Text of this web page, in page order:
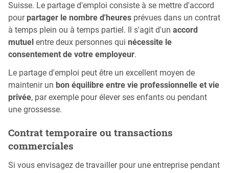
Suisse. Le partage d'emploi consiste à se mettre d'accord
pour partager le nombre d'heures prévues dans un contrat
à temps plein ou à temps partiel. Il s'agit d'un accord
mutuel entre deux personnes qui nécessite le
consentement de votre employeur.
Le partage d'emploi peut être un excellent moyen de
maintenir un bon équilibre entre vie professionnelle et vie
privée, par exemple pour élever ses enfants ou pendant
une grossesse.
Contrat temporaire ou transactions
commerciales
Si vous envisagez de travailler pour une entreprise pendant